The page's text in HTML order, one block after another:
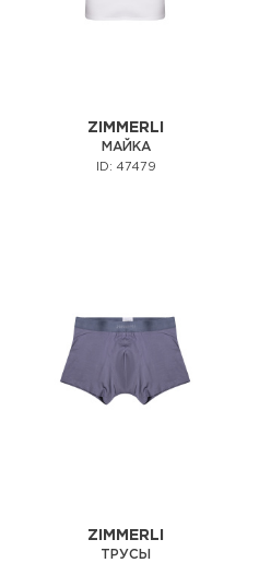
ZIMMERLI
МАЙКА
ID: 47479
ZIMMERLI
ТРУСЫ